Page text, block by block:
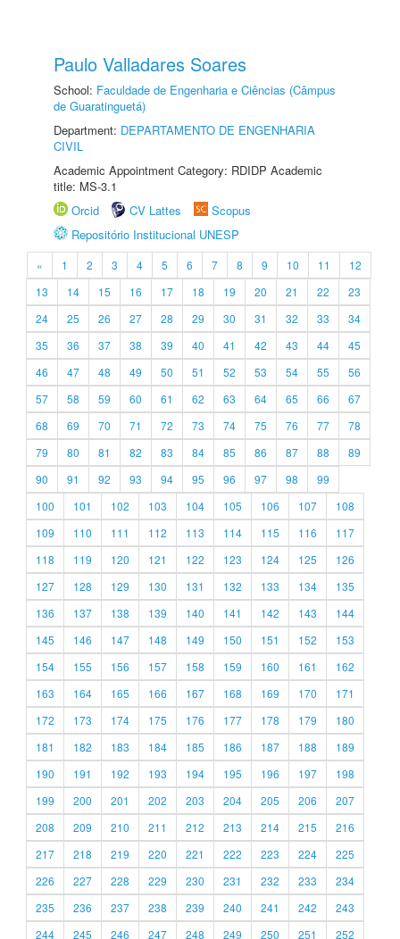
Paulo Valladares Soares
School: Faculdade de Engenharia e Ciências (Câmpus
de Guaratinguetá)
Department: DEPARTAMENTO DE ENGENHARIA
CIVIL
Academic Appointment Category: RDIDP Academic
title: MS-3.1
Orcid
CV Lattes
Scopus
Repositório Institucional UNESP
« 1 2 3 4 5 6 7 8 9 10 11
12
13
14 15 16 17 18 19 20 21 22
23
24
25 26 27 28 29 30 31 32 33
34
35
36 37 38 39 40 41 42 43 44
45
46
47 48 49 50 51 52 53 54 55
56
57
58 59 60 61 62 63 64 65 66
67
68
69 70 71 72 73 74 75 76 77
78
79
80 81 82 83 84 85 86 87 88
89
90
91 92 93 94 95 96 97 98
99
100
101 102 103 104 105 106 107
108
109
110 111 112 113 114 115 116
117
118
119 120 121 122 123 124 125
126
127
128 129 130 131 132 133 134
135
136
137 138 139 140 141 142 143
144
145
146 147 148 149 150 151 152
153
154
155 156 157 158 159 160 161
162
163
164 165 166 167 168 169 170
171
172
173 174 175 176 177 178 179
180
181
182 183 184 185 186 187 188
189
190
191 192 193 194 195 196 197
198
199
200 201 202 203 204 205 206
207
208
209 210 211 212 213 214 215
216
217
218 219 220 221 222 223 224
225
226
227 228 229 230 231 232 233
234
235
236 237 238 239 240 241 242
243
244
245 246 247 248 249 250 251 252